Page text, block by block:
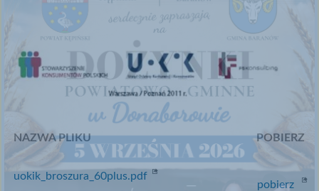
NAZWA PLIKU POBIERZ
uokik_broszura_60plus.pdf
pobierz